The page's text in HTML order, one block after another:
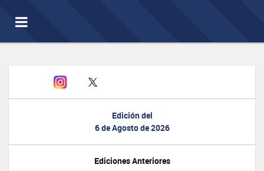
Toggle
navigation
Edición del
6 de Agosto de 2026
Ediciones Anteriores